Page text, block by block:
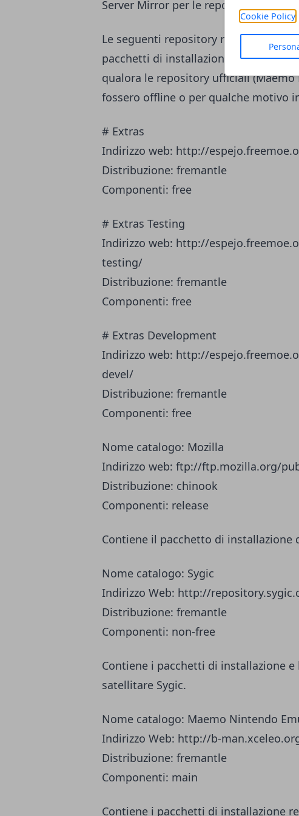
Cookie Policy
Server Mirror per le repository di
Le seguenti repository risiedono in
pacchetti di installazione presenti
qualora le repository ufficiali (Maemo
fossero offline o per qualche motivo
# Extras
Indirizzo web: http://
Distribuzione: fremantle
Componenti: free
# Extras Testing
Indirizzo web: http://
testing/
Distribuzione: fremantle
Componenti: free
# Extras Development
Indirizzo web: http://
devel/
Distribuzione: fremantle
Componenti: free
Nome catalogo: Mozilla
Indirizzo web: ftp://ftp.mozilla.org/
Distribuzione: chinook
Componenti: release
Contiene il pacchetto di installazione
Nome catalogo: Sygic
Indirizzo Web: http://
Distribuzione: fremantle
Componenti: non-free
Contiene i pacchetti di installazione
satellitare Sygic.
Nome catalogo: Maemo Nintendo
Indirizzo Web: http://b-
Distribuzione: fremantle
Componenti: main
Contiene i pacchetti di installazione